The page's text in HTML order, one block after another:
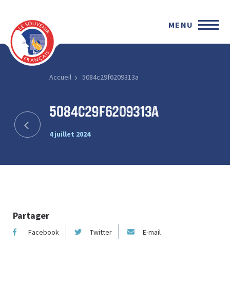
MENU
Accueil 5084c29f6209313a
5084c29f6209313a
4 juillet 2024
Partager
Facebook Twitter E-mail